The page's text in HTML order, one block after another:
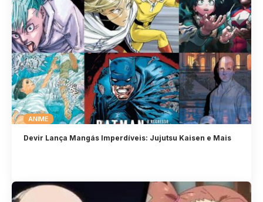
ANIME
Devir Lança Mangás Imperdíveis: Jujutsu Kaisen e Mais